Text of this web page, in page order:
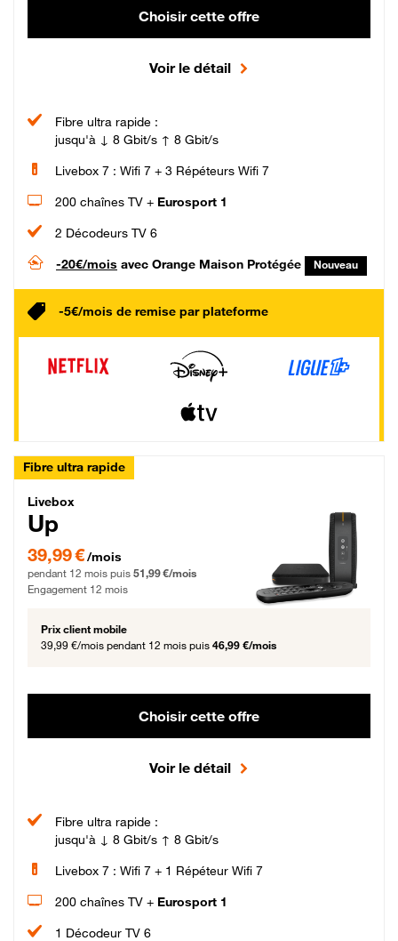
Choisir cette offre
Voir le détail
Fibre ultra rapide :
jusqu'à ↓ 8 Gbit/s ↑ 8 Gbit/s
Livebox 7 : Wifi 7 + 3 Répéteurs Wifi 7
200 chaînes TV + Eurosport 1
2 Décodeurs TV 6
-20€/mois avec Orange Maison Protégée Nouveau
-5€/mois de remise par plateforme
Fibre ultra rapide
Livebox Up Fibre
Livebox
Up
39,99 € par mois pendant 12 mois puis 51,99 € par mois, Engagement 12 mois
39,99 €/mois
pendant 12 mois puis 51,99 €/mois
Engagement 12 mois
Prix client mobile
39,99 €/mois pendant 12 mois puis 46,99 €/mois
Choisir cette offre
Voir le détail
Fibre ultra rapide :
jusqu'à ↓ 8 Gbit/s ↑ 8 Gbit/s
Livebox 7 : Wifi 7 + 1 Répéteur Wifi 7
200 chaînes TV + Eurosport 1
1 Décodeur TV 6